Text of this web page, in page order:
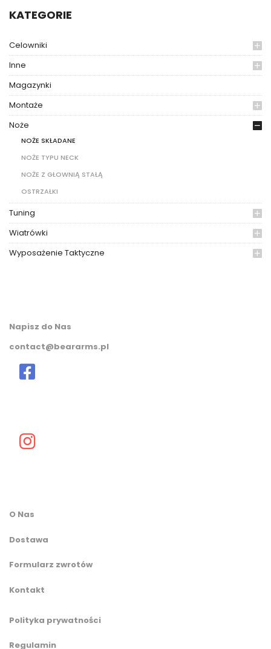
KATEGORIE
Celowniki
Inne
Magazynki
Montaże
Noże
NOŻE SKŁADANE
NOŻE TYPU NECK
NOŻE Z GŁOWNIĄ STAŁĄ
OSTRZAŁKI
Tuning
Wiatrówki
Wyposażenie Taktyczne
Napisz do Nas
contact@beararms.pl
O Nas
Dostawa
Formularz zwrotów
Kontakt
Polityka prywatności
Regulamin